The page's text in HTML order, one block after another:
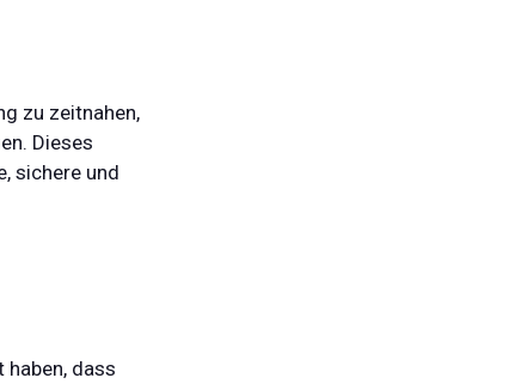
zu zeitnahen,
Dieses
sichere und
haben, dass